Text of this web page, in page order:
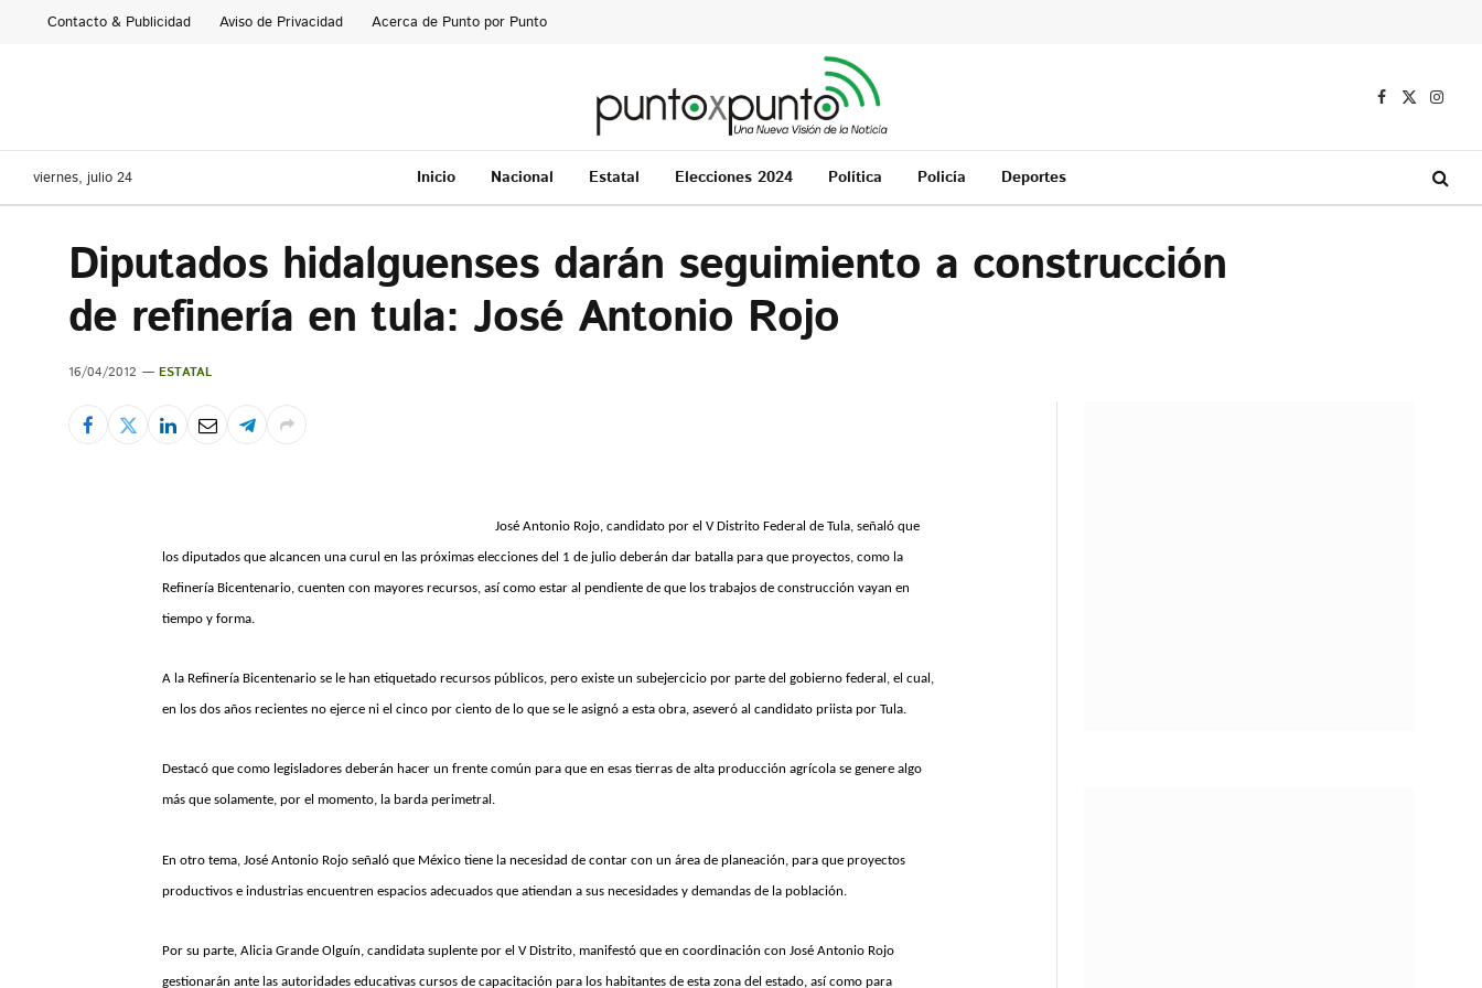
Contacto & Publicidad Aviso de Privacidad Acerca de Punto por Punto
Facebook
X
viernes, julio 24 Inicio Nacional Estatal Elecciones 2024 Política Policía Deportes
Diputados hidalguenses darán seguimiento a construcción
de refinería en tula: José Antonio Rojo
16/04/2012 ESTATAL
José Antonio Rojo, candidato por el V Distrito Federal de Tula, señaló que
los diputados que alcancen una curul en las próximas elecciones del 1 de julio deberán dar batalla para que proyectos, como la
Refinería Bicentenario, cuenten con mayores recursos, así como estar al pendiente de que los trabajos de construcción vayan en
tiempo y forma.
A la Refinería Bicentenario se le han etiquetado recursos públicos, pero existe un subejercicio por parte del gobierno federal, el cual,
en los dos años recientes no ejerce ni el cinco por ciento de lo que se le asignó a esta obra, aseveró al candidato priista por Tula.
Destacó que como legisladores deberán hacer un frente común para que en esas tierras de alta producción agrícola se genere algo
más que solamente, por el momento, la barda perimetral.
En otro tema, José Antonio Rojo señaló que México tiene la necesidad de contar con un área de planeación, para que proyectos
productivos e industrias encuentren espacios adecuados que atiendan a sus necesidades y demandas de la población.
Por su parte, Alicia Grande Olguín, candidata suplente por el V Distrito, manifestó que en coordinación con José Antonio Rojo
gestionarán ante las autoridades educativas cursos de capacitación para los habitantes de esta zona del estado, así como para